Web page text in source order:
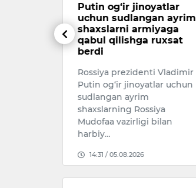
Putin og‘ir jinoyatlar
uchun sudlangan ayrim
shaxslarni armiyaga
qabul qilishga ruxsat
berdi
Rossiya prezidenti Vladimir
Putin og‘ir jinoyatlar uchun
sudlangan ayrim
shaxslarning Rossiya
Mudofaa vazirligi bilan
harbiy…
14:31 / 05.08.2026